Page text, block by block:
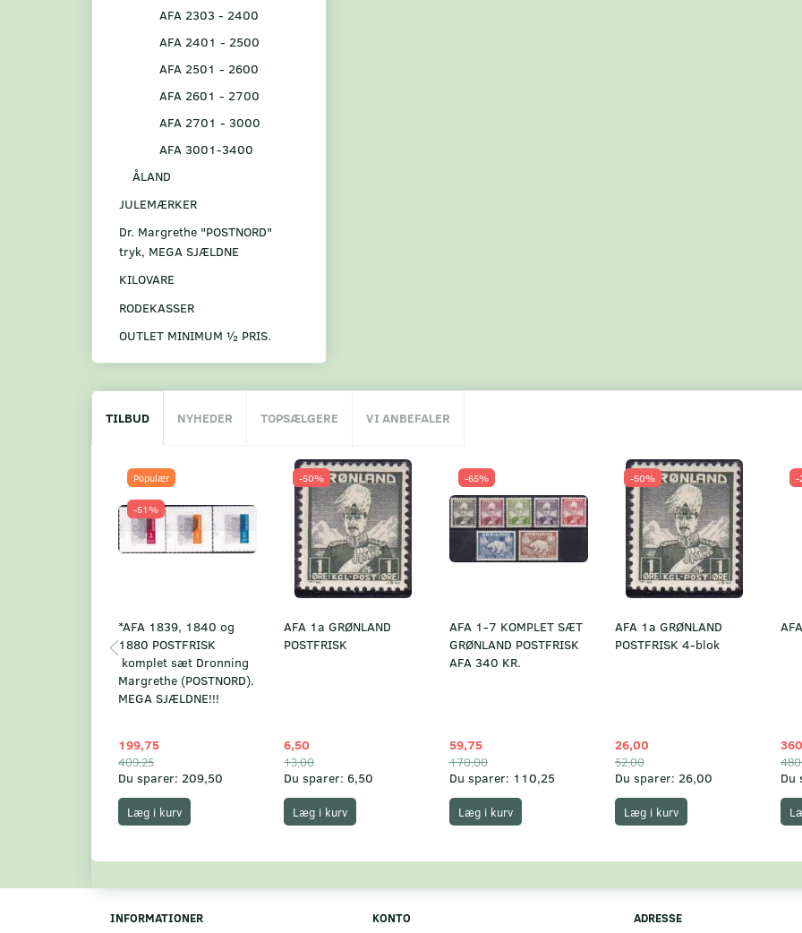
AFA 2303 - 2400
AFA 2401 - 2500
AFA 2501 - 2600
AFA 2601 - 2700
AFA 2701 - 3000
AFA 3001-3400
ÅLAND
JULEMÆRKER
Dr. Margrethe "POSTNORD"
tryk, MEGA SJÆLDNE
KILOVARE
RODEKASSER
OUTLET MINIMUM ½ PRIS.
TILBUD NYHEDER TOPSÆLGERE VI ANBEFALER
Populær
-51%
*AFA 1839, 1840 og
1880 POSTFRISK
komplet sæt Dronning
Margrethe (POSTNORD).
MEGA SJÆLDNE!!!
199,75
409,25
Du sparer: 209,50
Læg i kurv
-50%
AFA 1a GRØNLAND
POSTFRISK
6,50
13,00
Du sparer: 6,50
Læg i kurv
-65%
AFA 1-7 KOMPLET SÆT
GRØNLAND POSTFRISK
AFA 340 KR.
59,75
170,00
Du sparer: 110,25
Læg i kurv
-50%
AFA 1a GRØNLAND
POSTFRISK 4-blok
26,00
52,00
Du sparer: 26,00
Læg i kurv
-
Du
INFORMATIONER KONTO ADRESSE